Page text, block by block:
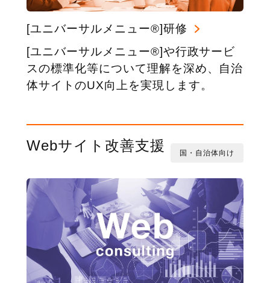
[ユニバーサルメニュー®]研修
[ユニバーサルメニュー®]や行政サービ
スの標準化等について理解を深め、自治
体サイトのUX向上を実現します。
国・自治体向け
Webサイト改善支援